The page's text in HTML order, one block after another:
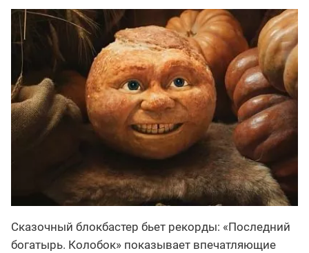
Сказочный блокбастер бьет рекорды: «Последний
богатырь. Колобок» показывает впечатляющие